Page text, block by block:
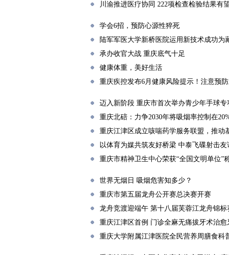
川渝推进医疗协同 222项检查检验结果有
学会6招，预防心源性猝死
陆军军医大学新桥医院运用新技术成功为
承办收官大战 重庆底气十足
健康体重，美好生活
重庆疾控发布6月健康风险提示！注意预
迈入新阶段 重庆市首次举办青少年手球专
重庆北碚：力争2030年将吸烟率控制在
重庆江津区成立咳喘药学服务联盟，推动
以体育为媒共筑友好桥梁 中泰飞碟射击
重庆市精神卫生中心荣获“全国文明单位”
世界无烟日 吸烟危害知多少？
重庆市第五届龙舟公开赛总决赛开赛
龙舟竞渡迎端午 第十八届芙蓉江龙舟锦标
重庆江津区首例 门诊全麻无痛拔牙术治愈
重庆大学附属江津医院全民营养周膳食科